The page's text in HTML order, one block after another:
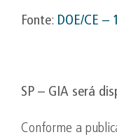
Fonte: DOE/CE –
SP – GIA será
Conforme a